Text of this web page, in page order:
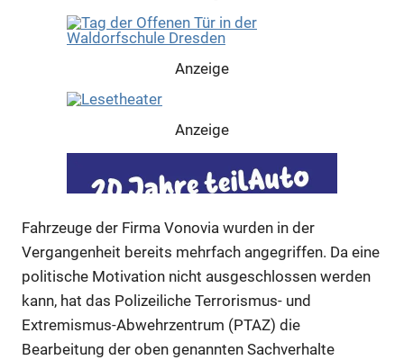
Anzeige
Anzeige
Anzeige
Fahrzeuge der Firma Vonovia wurden in der
Vergangenheit bereits mehrfach angegriffen. Da eine
politische Motivation nicht ausgeschlossen werden
kann, hat das Polizeiliche Terrorismus- und
Extremismus-Abwehrzentrum (PTAZ) die
Bearbeitung der oben genannten Sachverhalte